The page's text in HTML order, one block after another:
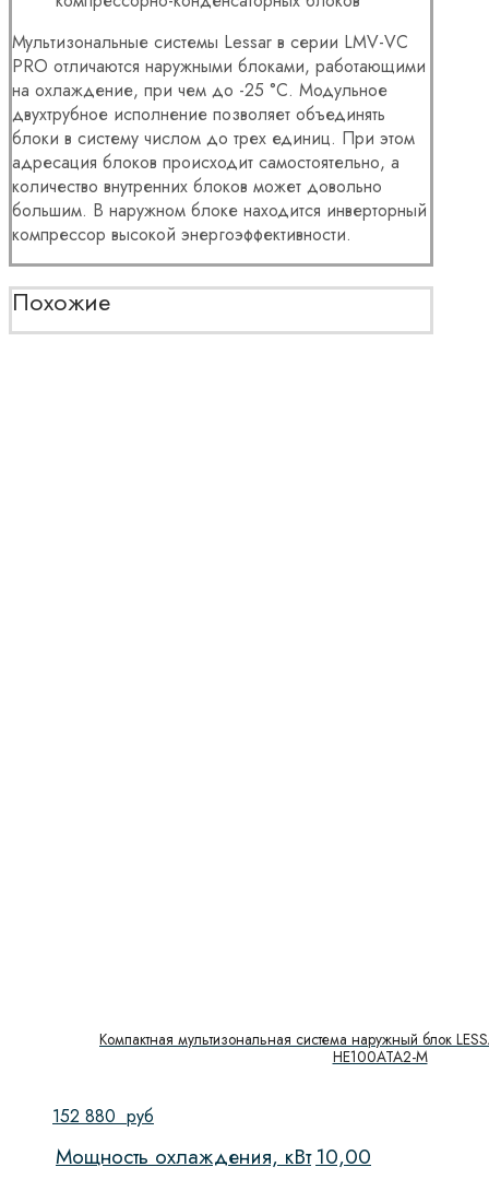
Мультизональные системы Lessar в серии LMV-VC
PRO отличаются наружными блоками, работающими
на охлаждение, при чем до -25 °С. Модульное
двухтрубное исполнение позволяет объединять
блоки в систему числом до трех единиц. При этом
адресация блоков происходит самостоятельно, а
количество внутренних блоков может довольно
большим. В наружном блоке находится инверторный
компрессор высокой энергоэффективности.
Похожие
Компактная мультизональная система наружный блок
HE100ATA2-M
152 880 руб
Мощность охлаждения, кВт10,00